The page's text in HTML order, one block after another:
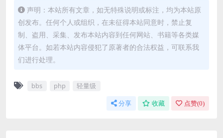
声明：本站所有文章，如无特殊说明或标注，均为本站原
创发布。任何个人或组织，在未征得本站同意时，禁止复
制、盗用、采集、发布本站内容到任何网站、书籍等各类媒
体平台。如若本站内容侵犯了原著者的合法权益，可联系我
们进行处理。
bbs php 轻量级
分享 收藏 点赞(0)